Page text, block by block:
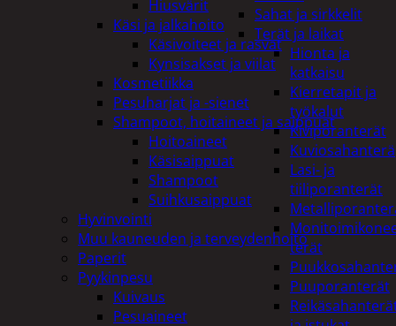
Sahat ja sirkkelit
Terät ja laikat
Hionta ja
katkaisu
Kierretapit ja
työkalut
Kiviporanterät
Kuviosahanterä
Lasi- ja
tiiliporanterät
terät
Puuporanterät
Hiusvärit
Käsi ja jalkahoito
Käsivoiteet ja rasvat
Kynsisakset ja viilat
Kosmetiikka
Pesuharjat ja -sienet
Shampoot, hoitaineet ja saippuat
Hoitoaineet
Käsisaippuat
Shampoot
Suihkusaippuat
Hyvinvointi
Muu kauneuden ja terveydenhoito
Paperit
Pyykinpesu
Kuivaus
Pesuaineet